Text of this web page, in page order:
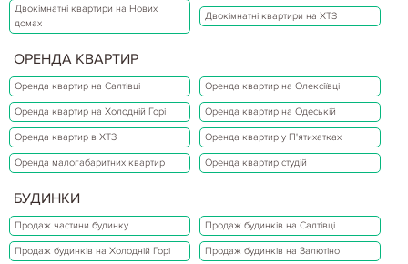
Двокімнатні квартири на Нових
домах
Двокімнатні квартири на ХТЗ
ОРЕНДА КВАРТИР
Оренда квартир на Салтівці Оренда квартир на Олексіївці
Оренда квартир на Холодній Горі Оренда квартир на Одеській
Оренда квартир в ХТЗ Оренда квартир у П'ятихатках
Оренда малогабаритних квартир Оренда квартир студій
БУДИНКИ
Продаж частини будинку Продаж будинків на Салтівці
Продаж будинків на Холодній Горі Продаж будинків на Залютіно